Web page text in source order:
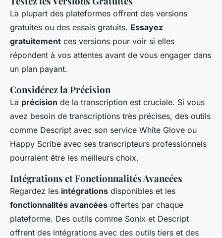
La plupart des plateformes offrent des versions
gratuites ou des essais gratuits. Essayez
gratuitement ces versions pour voir si elles
répondent à vos attentes avant de vous engager dans
un plan payant.
Considérez la Précision
La précision de la transcription est cruciale. Si vous
avez besoin de transcriptions très précises, des outils
comme Descript avec son service White Glove ou
Happy Scribe avec ses transcripteurs professionnels
pourraient être les meilleurs choix.
Intégrations et Fonctionnalités Avancées
Regardez les intégrations disponibles et les
fonctionnalités avancées offertes par chaque
plateforme. Des outils comme Sonix et Descript
offrent des intégrations avec des outils tiers et des